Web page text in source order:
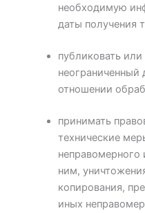
необходимую
даты получения
публиковать
неограниченный
отношении
принимать
технические
неправомерного
ним,
копирования,
иных